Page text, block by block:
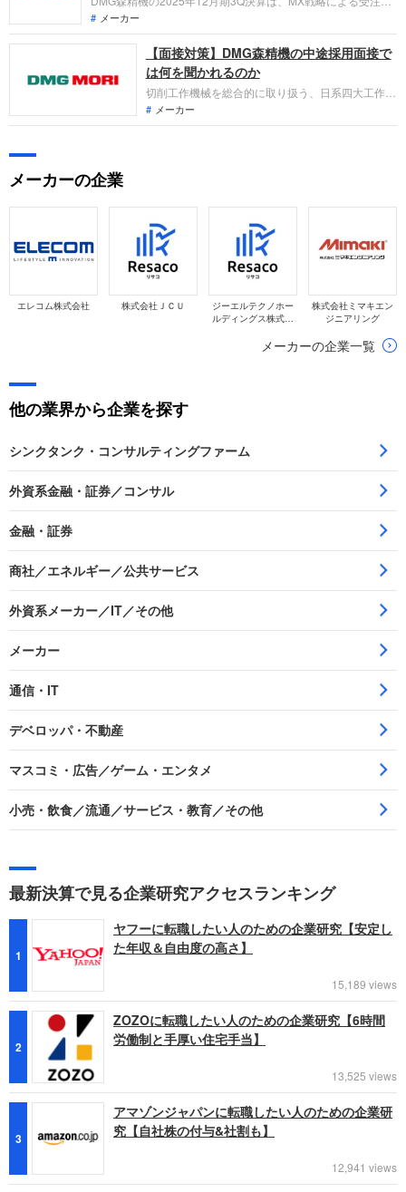
価向上の一方で、地政学的要因による納期遅延が発生。ロシア
関連の保険金受領で最終利益は大幅増益となりました。DX推
進や「マシニング・トランスフォーメーション」を掲げる同社
で、技術者やIT人材がどのような役割を担えるのか、最新資料
から紐解きます。
メーカー
【面接対策】DMG森精機の中途採用面接で
は何を聞かれるのか
切削工作機械を総合的に取り扱う、日系四大工作機
械メーカーのひとつであるDMG森精機への転職。
中途採用面接は、これまでの仕事への取り組み方や
メーカー
メーカーの企業
エレコム株式会社 株式会社ＪＣＵ
ジーエルテクノホー
ルディングス株式会
株式会社ミマキエン
ジニアリング
メーカーの企業一覧
他の業界から企業を探す
シンクタンク・コンサルティングファーム
外資系金融・証券／コンサル
金融・証券
商社／エネルギー／公共サービス
外資系メーカー／IT／その他
メーカー
通信・IT
デベロッパ・不動産
マスコミ・広告／ゲーム・エンタメ
小売・飲食／流通／サービス・教育／その他
最新決算で見る企業研究アクセスランキング
1
ヤフーに転職したい人のための企業研究【安定し
た年収＆自由度の高さ】
15,189 views
2
ZOZOに転職したい人のための企業研究【6時間
労働制と手厚い住宅手当】
13,525 views
3
アマゾンジャパンに転職したい人のための企業研
究【自社株の付与&社割も】
12,941 views